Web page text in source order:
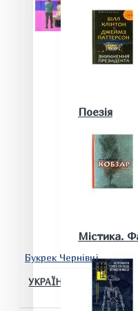
Біологія
Географія.
Поезія
Містика.
Букрек Чернівці
УКРАЇНСЬКА
НУШ